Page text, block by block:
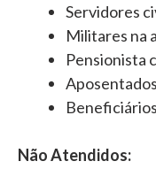
Servidores
Militares na
Pensionista
Beneficiários
Não Atendidos: